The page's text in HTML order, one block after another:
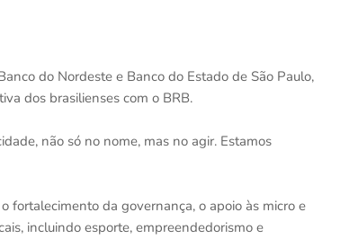
do Nordeste e Banco do Estado de São Paulo,
dos brasilienses com o BRB.
não só no nome, mas no agir. Estamos
fortalecimento da governança, o apoio às micro e
incluindo esporte, empreendedorismo e